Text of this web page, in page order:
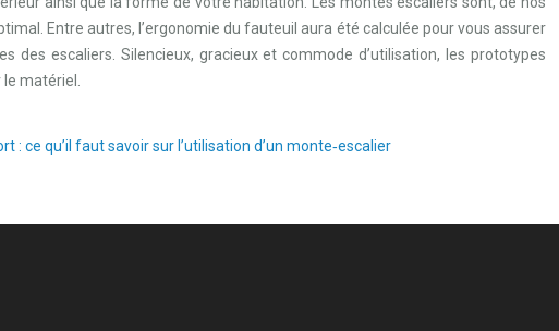
Entre autres, l’ergonomie du fauteuil aura été calculée pour vous assurer
escaliers. Silencieux, gracieux et commode d’utilisation, les prototypes
matériel.
: ce qu’il faut savoir sur l’utilisation d’un monte‑escalier